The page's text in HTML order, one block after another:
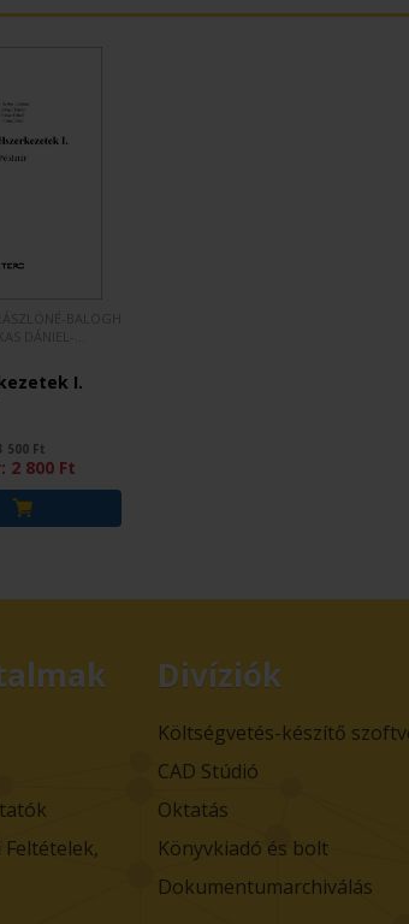
I.
500 Ft
2 800 Ft
Divíziók
Költségvetés-készítő
CAD Stúdió
Oktatás
Könyvkiadó és bolt
Dokumentumarchiválás